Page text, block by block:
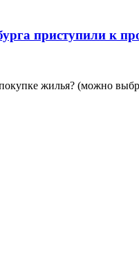
приступили к
жилья? (можно